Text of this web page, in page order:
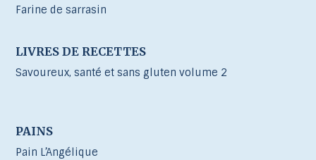
Farine de sarrasin
LIVRES DE RECETTES
Savoureux, santé et sans gluten volume 2
PAINS
Pain L’Angélique